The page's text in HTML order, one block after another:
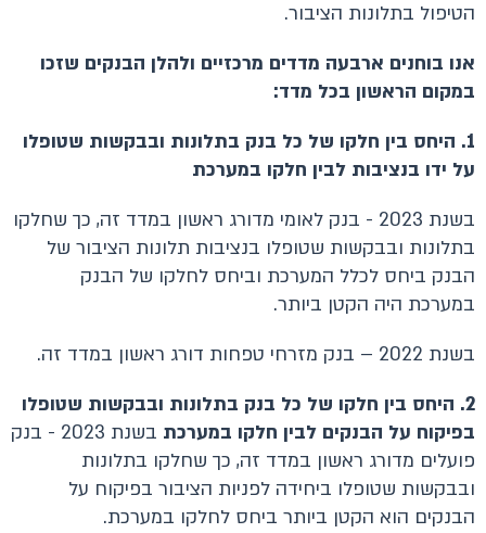
הטיפול בתלונות הציבור.
אנו בוחנים ארבעה מדדים מרכזיים ולהלן הבנקים שזכו
במקום הראשון בכל מדד:
1. היחס בין חלקו של כל בנק בתלונות ובבקשות שטופלו
על ידו בנציבות לבין חלקו במערכת
בשנת 2023 - בנק לאומי מדורג ראשון במדד זה, כך שחלקו
בתלונות ובבקשות שטופלו בנציבות תלונות הציבור של
הבנק ביחס לכלל המערכת וביחס לחלקו של הבנק
במערכת היה הקטן ביותר.
בשנת 2022 – בנק מזרחי טפחות דורג ראשון במדד זה.
2. היחס בין חלקו של כל בנק בתלונות ובבקשות שטופלו
בפיקוח על הבנקים לבין חלקו במערכת
בשנת 2023 - בנק
פועלים מדורג ראשון במדד זה, כך שחלקו בתלונות
ובבקשות שטופלו ביחידה לפניות הציבור בפיקוח על
הבנקים הוא הקטן ביותר ביחס לחלקו במערכת.